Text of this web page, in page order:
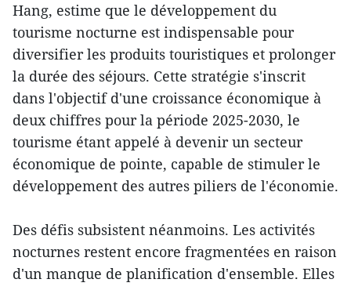
Hang, estime que le développement du
tourisme nocturne est indispensable pour
diversifier les produits touristiques et prolonger
la durée des séjours. Cette stratégie s'inscrit
dans l'objectif d'une croissance économique à
deux chiffres pour la période 2025-2030, le
tourisme étant appelé à devenir un secteur
économique de pointe, capable de stimuler le
développement des autres piliers de l'économie.
Des défis subsistent néanmoins. Les activités
nocturnes restent encore fragmentées en raison
d'un manque de planification d'ensemble. Elles